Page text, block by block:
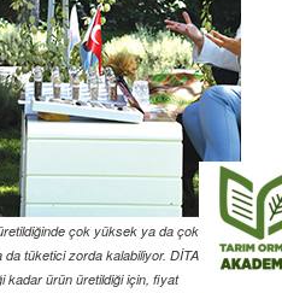
çok yüksek ya da çok
tüketici zorda kalabiliyor. DİTAP
kadar ürün üretildiği için, fiyat